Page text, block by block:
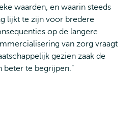
waarden, en waarin steeds
lijkt te zijn voor bredere
op de langere
van zorg vraagt
gezien zaak de
beter te begrijpen.”